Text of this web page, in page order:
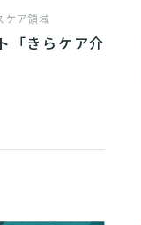
ケア領域
「きらケア介